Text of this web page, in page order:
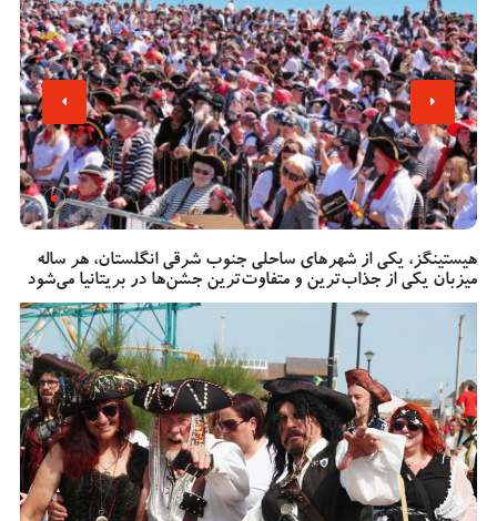
هیستینگز، یکی از شهرهای ساحلی جنوب شرقی انگلستان، هر ساله
میزبان یکی از جذاب‌ترین و متفاوت‌ترین جشن‌ها در بریتانیا می‌شود